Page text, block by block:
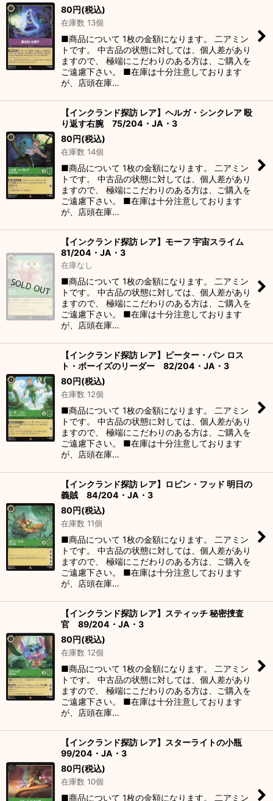
80円(税込)
在庫数 13個
■商品について 1枚の金額になります。 二アミン
トです。 中古品の状態に対しては、個人差があり
ますので、 極端にこだわりのある方は、ご購入を
ご遠慮下さい。 ■在庫は十分注意しております
が、店頭在庫…
【インクランド探訪 レア】ヘルガ・シンクレア 殴
り返す右腕 75/204・JA・3
80円(税込)
在庫数 14個
■商品について 1枚の金額になります。 二アミン
トです。 中古品の状態に対しては、個人差があり
ますので、 極端にこだわりのある方は、ご購入を
ご遠慮下さい。 ■在庫は十分注意しております
が、店頭在庫…
【インクランド探訪 レア】モーフ 宇宙スライム
81/204・JA・3
在庫なし
■商品について 1枚の金額になります。 二アミン
トです。 中古品の状態に対しては、個人差があり
ますので、 極端にこだわりのある方は、ご購入を
ご遠慮下さい。 ■在庫は十分注意しております
が、店頭在庫…
【インクランド探訪 レア】ピーター・パン ロス
ト・ボーイズのリーダー 82/204・JA・3
80円(税込)
在庫数 12個
■商品について 1枚の金額になります。 二アミン
トです。 中古品の状態に対しては、個人差があり
ますので、 極端にこだわりのある方は、ご購入を
ご遠慮下さい。 ■在庫は十分注意しております
が、店頭在庫…
【インクランド探訪 レア】ロビン・フッド 明日の
義賊 84/204・JA・3
80円(税込)
在庫数 11個
■商品について 1枚の金額になります。 二アミン
トです。 中古品の状態に対しては、個人差があり
ますので、 極端にこだわりのある方は、ご購入を
ご遠慮下さい。 ■在庫は十分注意しております
が、店頭在庫…
【インクランド探訪 レア】スティッチ 秘密捜査
官 89/204・JA・3
80円(税込)
在庫数 12個
■商品について 1枚の金額になります。 二アミン
トです。 中古品の状態に対しては、個人差があり
ますので、 極端にこだわりのある方は、ご購入を
ご遠慮下さい。 ■在庫は十分注意しております
が、店頭在庫…
【インクランド探訪 レア】スターライトの小瓶
99/204・JA・3
80円(税込)
在庫数 10個
■商品について 1枚の金額になります。 二アミン